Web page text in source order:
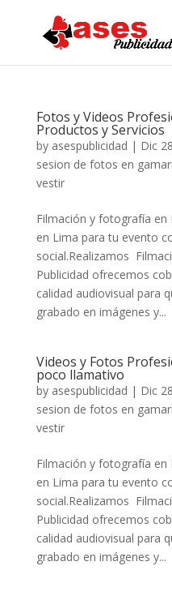
Fotos y Videos
Productos y Servicios
by asespublicidad | Dic
sesion de fotos en
vestir
Filmación y fotografía
en Lima para tu evento
social.Realizamos
Publicidad ofrecemos
calidad audiovisual para
grabado en imágenes y...
Videos y Fotos
poco llamativo
by asespublicidad | Dic
sesion de fotos en
vestir
Filmación y fotografía
en Lima para tu evento
social.Realizamos
Publicidad ofrecemos
calidad audiovisual para
grabado en imágenes y...